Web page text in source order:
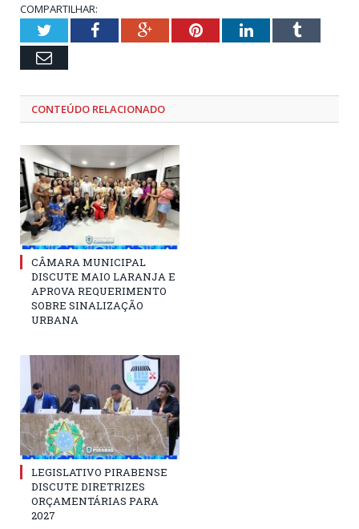
COMPARTILHAR:
TwitterFacebookGoogle+PinterestLinkedInTumblr
Email
CONTEÚDO RELACIONADO
CÂMARA MUNICIPAL
DISCUTE MAIO LARANJA E
APROVA REQUERIMENTO
SOBRE SINALIZAÇÃO
URBANA
LEGISLATIVO PIRABENSE
DISCUTE DIRETRIZES
ORÇAMENTÁRIAS PARA
2027